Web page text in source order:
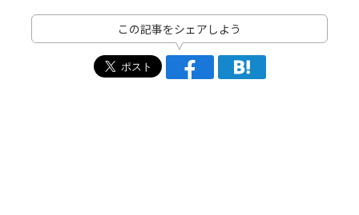
この記事をシェアしよう